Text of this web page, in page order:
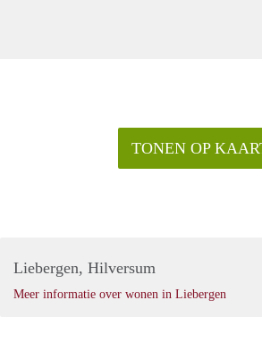
TONEN OP
Liebergen, Hilversum
Meer informatie over wonen in Liebergen